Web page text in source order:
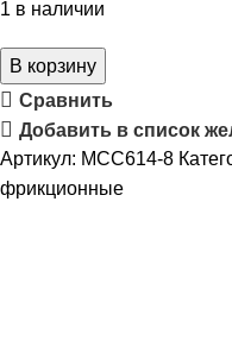
1 в наличии
В корзину
Сравнить
Добавить в список
Артикул: MCC614-8
фрикционные